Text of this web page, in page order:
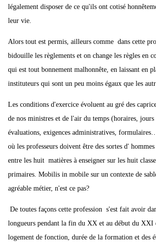
légalement disposer de ce qu'ils ont cotisé
leur vie.
Alors tout est permis, ailleurs comme dans cette
bidouille les règlements et on change les règles en
qui est tout bonnement malhonnête, en laissant en
instituteurs qui sont un peu moins égaux que les
Les conditions d'exercice évoluent au gré des
de nos ministres et de l'air du temps (horaires,
évaluations, exigences administratives,
où les professeurs doivent être des sortes d' hommes
entre les huit matières à enseigner sur les huit
primaires. Mobilis in mobile sur un contexte de
agréable métier, n'est ce pas?
De toutes façons cette profession s'est fait avoir
longueurs pendant la fin du XX et au début du XXI
logement de fonction, durée de la formation et des